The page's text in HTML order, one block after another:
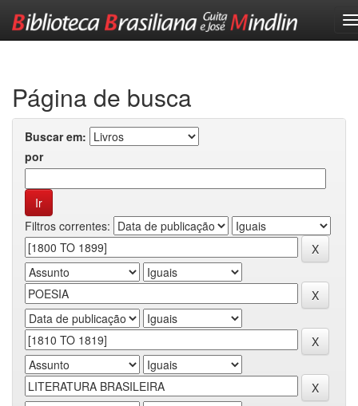
Página de busca
Buscar em:
por
Filtros correntes: